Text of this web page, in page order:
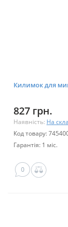
Килимок для
827 грн.
Наявність: На
Код товару:
Гарантія: 1 міс.
0